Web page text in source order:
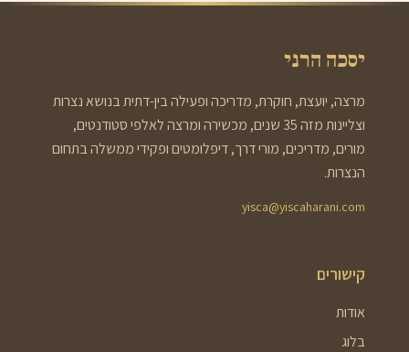
יסכה הרני
מרצה, יועצת, חוקרת, מדריכה ופעילה בין-דתית בנושא נצרות
וצליינות מזה 35 שנים, מכשירה ומרצה לאלפי סטודנטים,
מורים, מדריכים, מורי דרך, דיפלומטים ופקידי ממשלה בתחום
הנצרות.
yisca@yiscaharani.com
קישורים
אודות
בלוג